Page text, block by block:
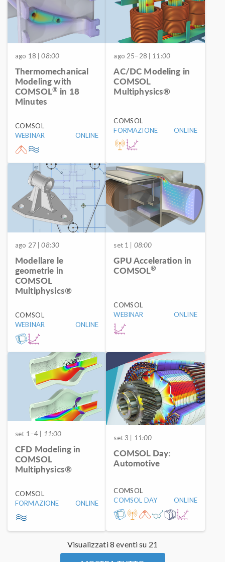
ago 18 | 08:00
Thermomechanical
Modeling with
COMSOL® in 18
Minutes
COMSOL
WEBINAR
ONLINE
ago 25–28 | 11:00
AC/DC Modeling in
COMSOL
Multiphysics®
COMSOL
FORMAZIONE
ONLINE
ago 27| 08:30
Modellare le
geometrie in
COMSOL
Multiphysics®
COMSOL
WEBINAR
ONLINE
set 1 | 08:00
GPU Acceleration in
COMSOL®
COMSOL
WEBINAR
ONLINE
set 1–4 | 11:00
CFD Modeling in
COMSOL
Multiphysics®
COMSOL
FORMAZIONE
ONLINE
set 3 | 11:00
COMSOL Day:
Automotive
COMSOL
COMSOL DAY
ONLINE
Visualizzati 8 eventi su 21